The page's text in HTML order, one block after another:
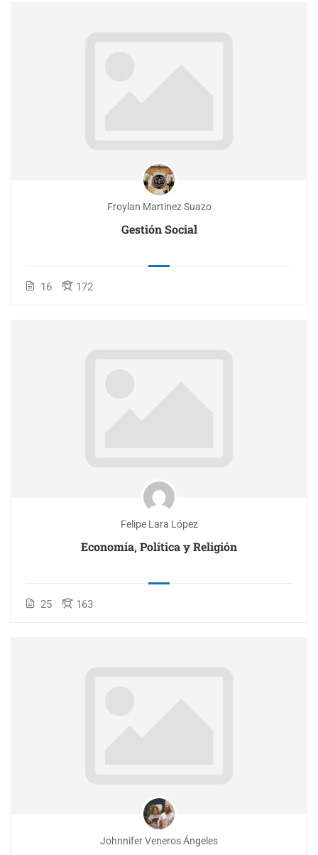
Froylan Martinez Suazo
Gestión Social
16 172
Felipe Lara López
Economía, Política y Religión
25 163
Johnnifer Veneros Ángeles